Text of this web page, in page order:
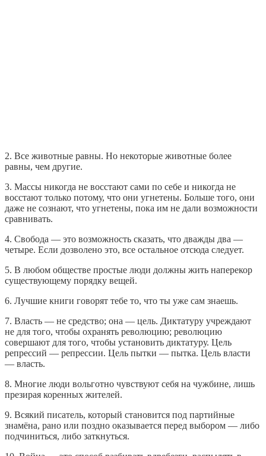
2. Все животные равны. Но некоторые животные более
равны, чем другие.
3. Массы никогда не восстают сами по себе и никогда не
восстают только потому, что они угнетены. Больше того, они
даже не сознают, что угнетены, пока им не дали возможности
сравнивать.
4. Свобода — это возможность сказать, что дважды два —
четыре. Если дозволено это, все остальное отсюда следует.
5. В любом обществе простые люди должны жить наперекор
существующему порядку вещей.
6. Лучшие книги говорят тебе то, что ты уже сам знаешь.
7. Власть — не средство; она — цель. Диктатуру учреждают
не для того, чтобы охранять революцию; революцию
совершают для того, чтобы установить диктатуру. Цель
репрессий — репрессии. Цель пытки — пытка. Цель власти
— власть.
8. Многие люди вольготно чувствуют себя на чужбине, лишь
презирая коренных жителей.
9. Всякий писатель, который становится под партийные
знамёна, рано или поздно оказывается перед выбором — либо
подчиниться, либо заткнуться.